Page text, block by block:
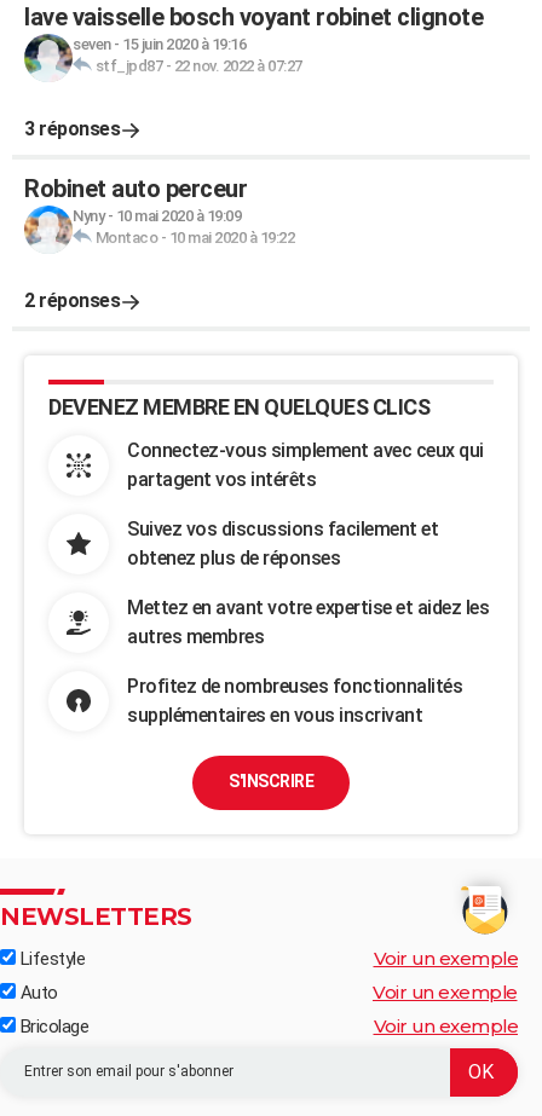
lave vaisselle bosch voyant robinet clignote
seven- 15 juin 2020 à 19:16
stf_jpd87- 22 nov. 2022 à 07:27
3 réponses
Robinet auto perceur
Nyny- 10 mai 2020 à 19:09
Montaco- 10 mai 2020 à 19:22
2 réponses
DEVENEZ MEMBRE EN QUELQUES CLICS
Connectez-vous simplement avec ceux qui
partagent vos intérêts
Suivez vos discussions facilement et
obtenez plus de réponses
Mettez en avant votre expertise et aidez les
autres membres
Profitez de nombreuses fonctionnalités
supplémentaires en vous inscrivant
S'INSCRIRE
NEWSLETTERS
Lifestyle Voir un exemple
Auto Voir un exemple
Bricolage Voir un exemple